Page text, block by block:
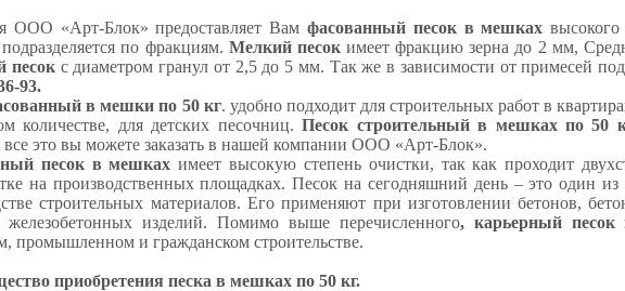
ООО «Арт-Блок» предоставляет Вам фасованный песок в мешках
по фракциям. Мелкий песокимеет фракцию зерна до 2 мм,
песокс диаметром гранул от 2,5 до 5 мм. Так же в зависимости от примесей
93.
в мешки по 50 кг. удобно подходит для строительных работ в
количестве, для детских песочниц.Песок строительный в мешках по 50
все это вы можете заказать в нашей компании ООО «Арт-Блок».
песок в мешках имеет высокую степень очистки, так как проходит
на производственных площадках. Песок на сегодняшний день – это один
строительных материалов. Его применяют при изготовлении бетонов,
железобетонных изделий. Помимо выше перечисленного, карьерный
промышленном и гражданском строительстве.
приобретения песка в мешках по 50 кг.